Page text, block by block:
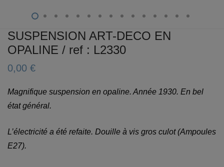
SUSPENSION ART-DECO EN
OPALINE / ref : L2330
0,00 €
Magnifique suspension en opaline. Année 1930. En bel
état général.
L’électricité a été refaite. Douille à vis gros culot (Ampoules
E27).